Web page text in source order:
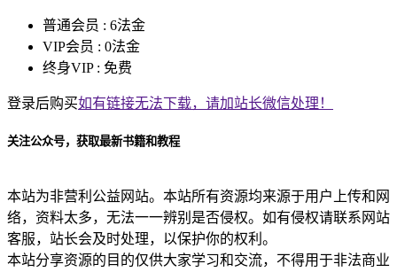
普通会员 : 6法金
VIP会员 : 0法金
终身VIP : 免费
登录后购买如有链接无法下载，请加站长微信处理！
关注公众号，获取最新书籍和教程
本站为非营利公益网站。本站所有资源均来源于用户上传和网
络，资料太多，无法一一辨别是否侵权。如有侵权请联系网站
客服，站长会及时处理，以保护你的权利。
本站分享资源的目的仅供大家学习和交流，不得用于非法商业